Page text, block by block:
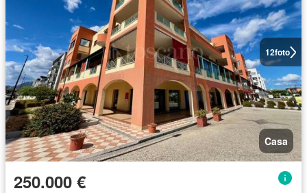
12foto
Casa
250.000 €